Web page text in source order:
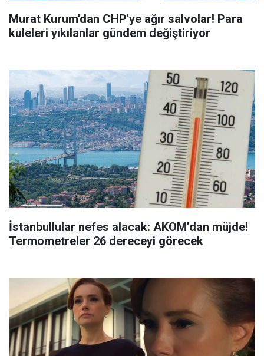
Murat Kurum'dan CHP'ye ağır salvolar! Para
kuleleri yıkılanlar gündem değiştiriyor
İstanbullular nefes alacak: AKOM’dan müjde!
Termometreler 26 dereceyi görecek